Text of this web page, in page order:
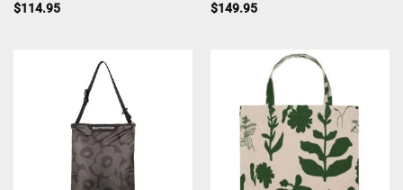
$114.95
$149.95